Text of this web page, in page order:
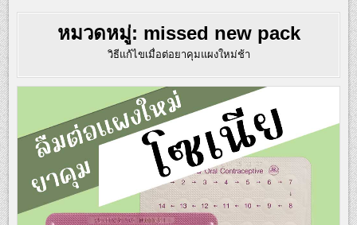
หมวดหมู่: missed new pack
วิธีแก้ไขเมื่อต่อยาคุมแผงใหม่ช้า